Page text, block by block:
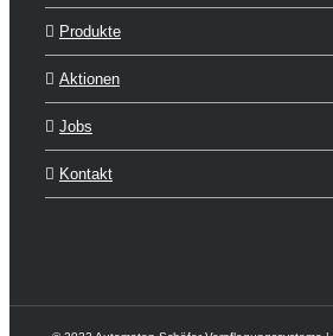
Produkte
Aktionen
Jobs
Kontakt